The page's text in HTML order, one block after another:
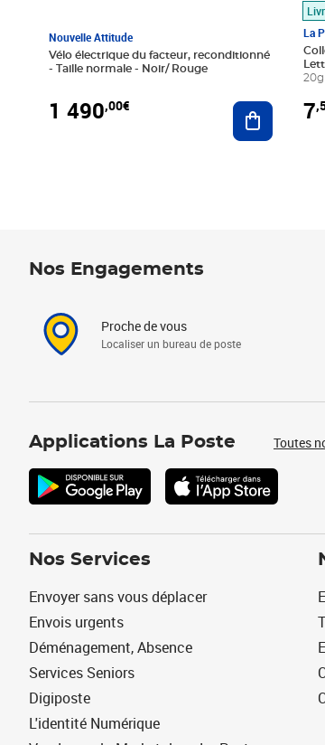
Nouvelle Attitude
Vélo électrique du facteur, reconditionné
- Taille normale - Noir/ Rouge
1 490,00€ Ajouter au
La
7
Nos Engagements
Proche de vous
Localiser un bureau de poste
Applications La Poste Toutes
Nos Services
Envoyer sans vous déplacer
Envois urgents
Déménagement, Absence
Services Seniors
Digiposte
L'identité Numérique